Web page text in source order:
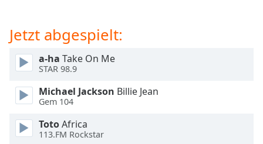
Picture-
Picture
Fullscreen
This
modal
window.
Jetzt abgespielt:
a-ha Take On Me
STAR 98.9
Michael Jackson Billie Jean
Gem 104
TotoAfrica
113.FM Rockstar